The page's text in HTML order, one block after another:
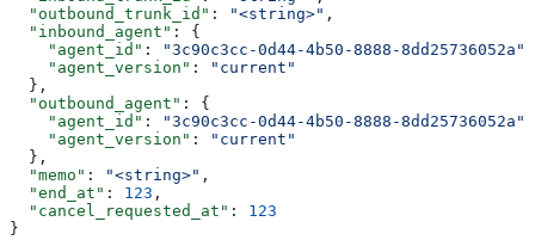
  "outbound_trunk_id"
: "<string>" ,
  "inbound_agent"
: {
    "agent_id"
: "3c90c3cc-0d44-4b50-8888-8dd25736052a"
    "agent_version"
:
"current"
  },
  "outbound_agent"
: {
    "agent_id"
: "3c90c3cc-0d44-4b50-8888-8dd25736052a"
    "agent_version"
:
"current"
  },
  "memo"
: "<string>" ,
  "end_at"
: 123 ,
  "cancel_requested_at"
: 123
}